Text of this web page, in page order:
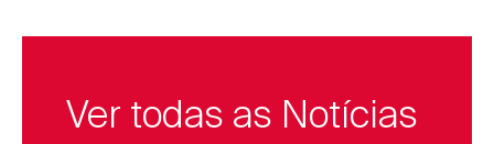
Ver todas as Notícias